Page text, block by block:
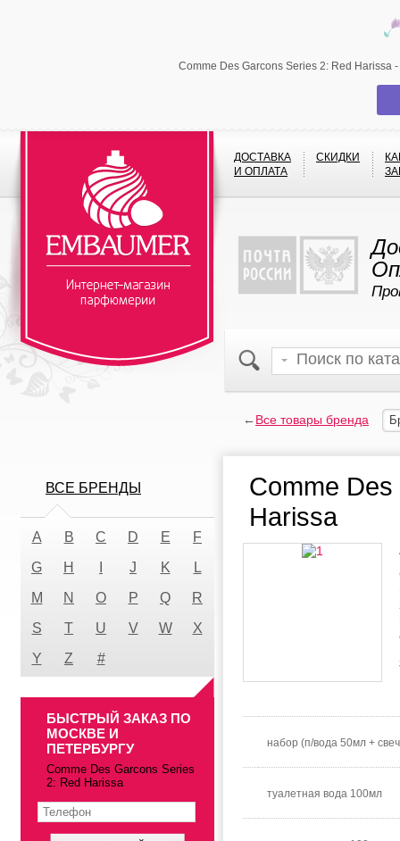
Comme Des Garcons Series 2: Red Harissa
ДОСТАВКА
И ОПЛАТА
СКИДКИ
←Все товары бренда
Comme
Harissa
набор (п/вода 50мл +
туалетная вода 100мл
ВСЕ БРЕНДЫ
A B C D E
F
G
H J K
L
M
N O P Q
R
S
T U V W
X
Y
Z #
БЫСТРЫЙ ЗАКАЗ ПО
МОСКВЕ И
ПЕТЕРБУРГУ
Comme Des Garcons Series
2: Red Harissa